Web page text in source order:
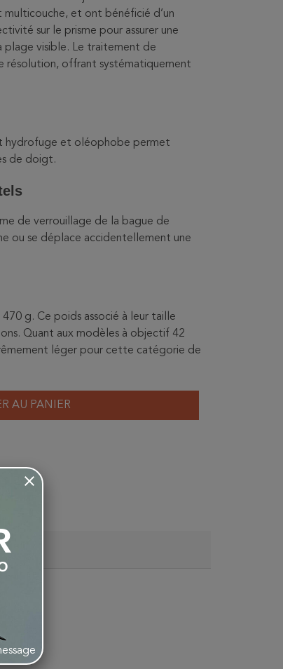
et ont bénéficié d’un
sur le prisme pour assurer une
plage visible. Le traitement de
résolution, offrant systématiquement
hydrofuge et oléophobe permet
de doigt.
de verrouillage de la bague de
ou se déplace accidentellement une
g. Ce poids associé à leur taille
Quant aux modèles à objectif 42
léger pour cette catégorie de
AU PANIER